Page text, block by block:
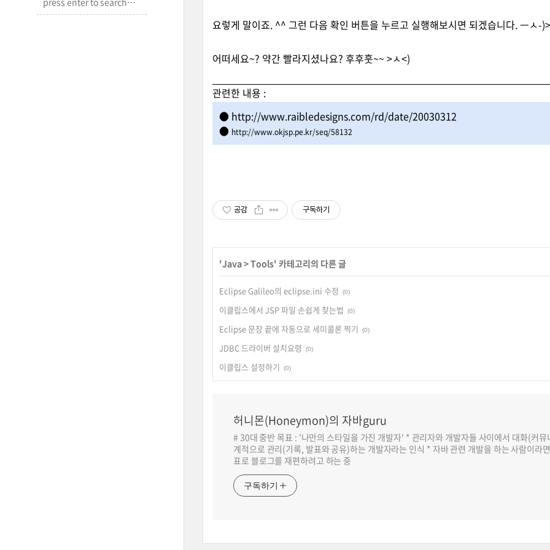
요렇게 말이죠. ^^ 그런 다음 확인 버튼을 누르고 실행해보시면 되겠습니다. ㅡㅅ-)>
어떠세요~? 약간 빨라지셨나요? 후후훗~~ >ㅅ<)
관련한 내용 :
● http://www.raibledesigns.com/rd/date/20030312
● http://www.okjsp.pe.kr/seq/58132
공감 구독하기
'Java>Tools' 카테고리의 다른 글
Eclipse Galileo의 eclipse.ini 수정 (0)
이클립스에서 JSP 파일 손쉽게 찾는법 (0)
Eclipse 문장 끝에 자동으로 세미콜론 찍기 (0)
JDBC 드라이버 설치요령 (0)
이클립스 설정하기 (0)
허니몬(Honeymon)의 자바guru
# 30대 중반 목표 : '나만의 스타일을 가진 개발자' * 관리자와 개발자들 사이에서 대화(커
계적으로 관리(기록, 발표와 공유)하는 개발자라는 인식 * 자바 관련 개발을 하는 사람이라
표로 블로그를 재편하려고 하는 중
구독하기